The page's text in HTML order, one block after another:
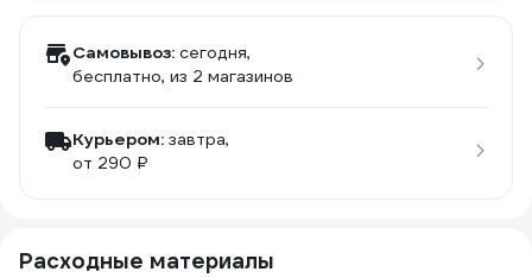
Самовывоз: сегодня,
бесплатно, из 2 магазинов
Курьером: завтра,
от 290 ₽
Расходные материалы